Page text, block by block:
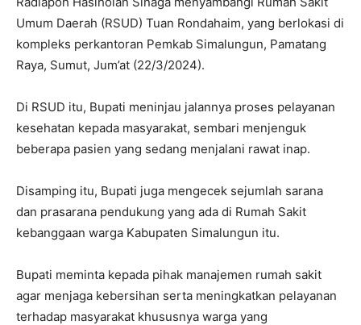
Umum Daerah (RSUD) Tuan Rondahaim, yang berlokasi di
kompleks perkantoran Pemkab Simalungun, Pamatang
Raya, Sumut, Jum’at (22/3/2024).
Di RSUD itu, Bupati meninjau jalannya proses pelayanan
kesehatan kepada masyarakat, sembari menjenguk
beberapa pasien yang sedang menjalani rawat inap.
Disamping itu, Bupati juga mengecek sejumlah sarana
dan prasarana pendukung yang ada di Rumah Sakit
kebanggaan warga Kabupaten Simalungun itu.
Bupati meminta kepada pihak manajemen rumah sakit
agar menjaga kebersihan serta meningkatkan pelayanan
terhadap masyarakat khususnya warga yang